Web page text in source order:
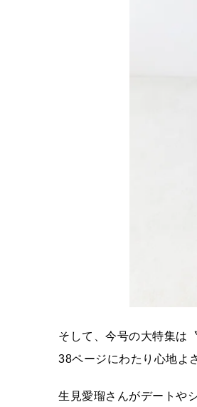
そして、今号の大特集は
38ページにわたり心地よ
生見愛瑠さんがデートや